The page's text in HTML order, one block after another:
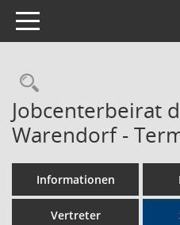
Toggle navigation
Jobcenterbeirat
Warendorf -
Informationen
Vertreter